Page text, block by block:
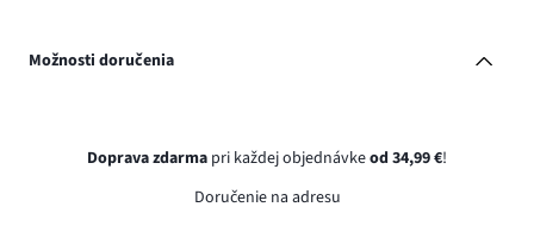
Možnosti doručenia
Doprava zdarma pri každej objednávkeod 34,99 €!
Doručenie na adresu